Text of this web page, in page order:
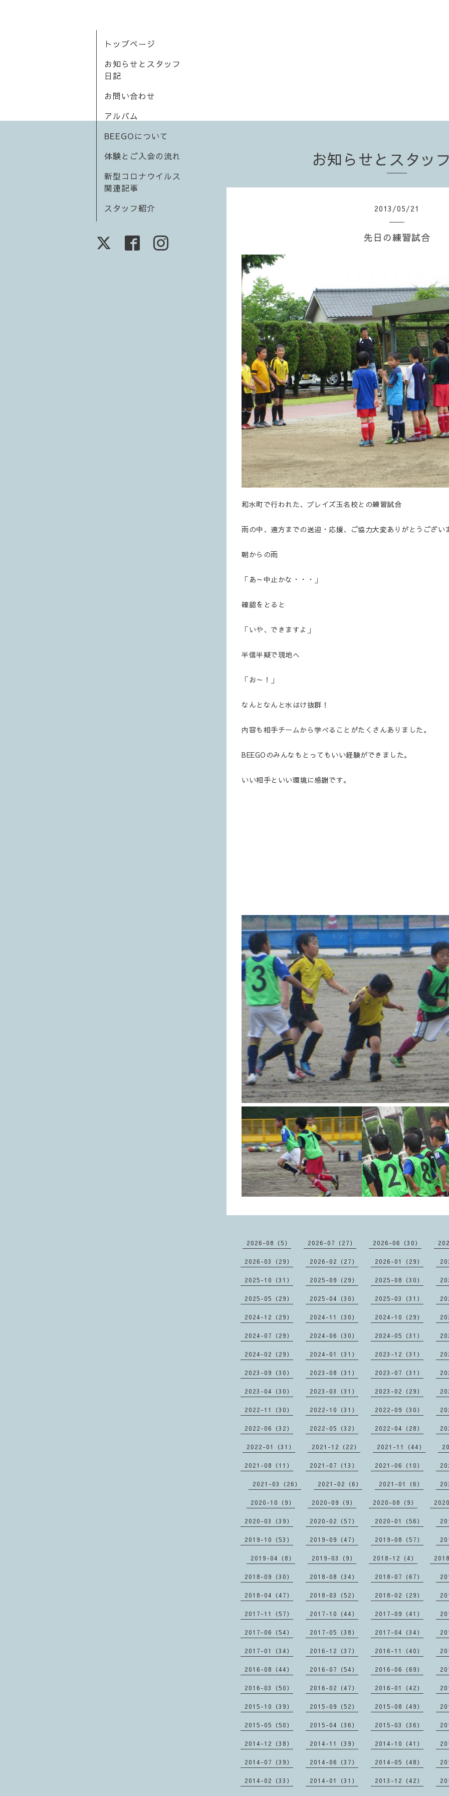
トップページ
お知らせとスタッフ
日記
お問い合わせ
アルバム
BEEGOについて
体験とご入会の流れ
新型コロナウイルス
関連記事
スタッフ紹介
お知らせとスタッ
2013 /05/21
先日の練習試合
和水町で行われた、ブレイズ玉名校との練習試合
雨の中、遠方までの送迎・応援、ご協力大変ありがとうござい
朝からの雨
「あ～中止かな・・・」
確認をとると
「いや、できますよ」
半信半疑で現地へ
「お～！」
なんとなんと水はけ抜群！
内容も相手チームから学べることがたくさんありました。
BEEGOのみんなもとってもいい経験ができました。
いい相手といい環境に感謝です。
2026-08（5） 2026-07（27） 2026-06（30）
2026-03（29） 2026-02（27） 2026-01（29）
2025-10（31） 2025-09（29） 2025-08（30）
2025-05（29） 2025-04（30） 2025-03（31）
2024-12（29） 2024-11（30） 2024-10（29）
2024-07（29） 2024-06（30） 2024-05（31）
2024-02（29） 2024-01（31） 2023-12（31）
2023-09（30） 2023-08（31） 2023-07（31）
2023-04（30） 2023-03（31） 2023-02（29）
2022-11（30） 2022-10（31） 2022-09（30）
2022-06（32） 2022-05（32） 2022-04（28）
2022-01（31） 2021-12（22） 2021-11（44）
2021-08（11） 2021-07（13） 2021-06（10）
2021-03（26） 2021-02（6） 2021-01（6）
2020-10（9） 2020-09（9） 2020-08（9）
2020-03（39） 2020-02（57） 2020-01（56）
2019-10（53） 2019-09（47） 2019-08（57）
2019-04（8） 2019-03（9） 2018-12（4）
2018-09（30） 2018-08（34） 2018-07（67）
2018-04（47） 2018-03（52） 2018-02（29）
2017-11（57） 2017-10（44） 2017-09（41）
2017-06（54） 2017-05（38） 2017-04（34）
2017-01（34） 2016-12（37） 2016-11（40）
2016-08（44） 2016-07（54） 2016-06（69）
2016-03（50） 2016-02（47） 2016-01（42）
2015-10（39） 2015-09（52） 2015-08（49）
2015-05（50） 2015-04（36） 2015-03（36）
2014-12（38） 2014-11（39） 2014-10（41）
2014-07（39） 2014-06（37） 2014-05（48）
2014-02（33） 2014-01（31） 2013-12（42）